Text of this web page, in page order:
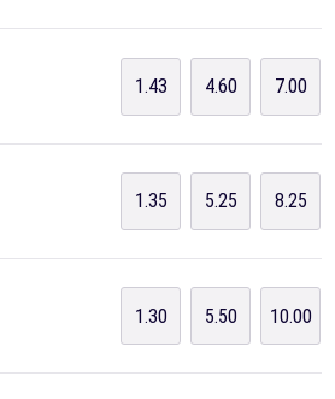
1.43 4.60 7.00
1.35 5.25 8.25
1.30 5.50 10.00